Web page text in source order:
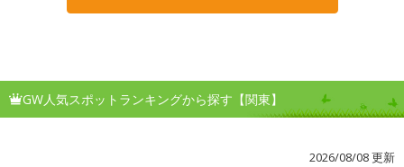
GW人気スポットランキングから探す【関東】
2026/08/08 更新